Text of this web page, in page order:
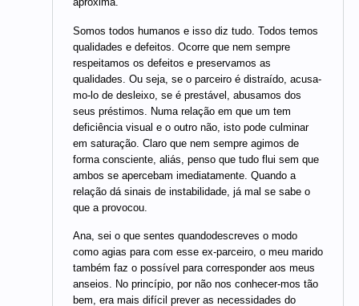
Somos todos humanos e isso diz tudo. Todos temos
qualidades e defeitos. Ocorre que nem sempre
respeitamos os defeitos e preservamos as
qualidades. Ou seja, se o parceiro é distraído, acusa-
mo-lo de desleixo, se é prestável, abusamos dos
seus préstimos. Numa relação em que um tem
deficiência visual e o outro não, isto pode culminar
em saturação. Claro que nem sempre agimos de
forma consciente, aliás, penso que tudo flui sem que
ambos se apercebam imediatamente. Quando a
relação dá sinais de instabilidade, já mal se sabe o
que a provocou.
Ana, sei o que sentes quandodescreves o modo
como agias para com esse ex-parceiro, o meu marido
também faz o possível para corresponder aos meus
anseios. No princípio, por não nos conhecer-mos tão
bem, era mais difícil prever as necessidades do